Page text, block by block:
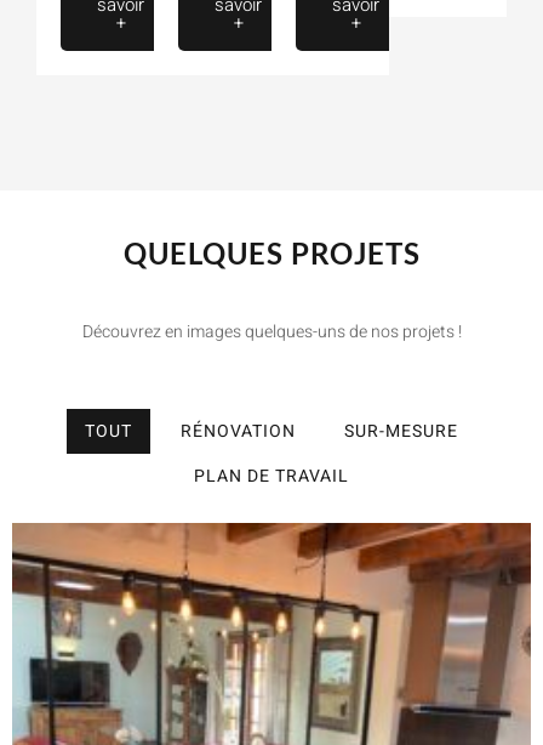
+ + +
QUELQUES PROJETS
Découvrez en images quelques-uns de nos projets !
TOUT RÉNOVATION
SUR-MESURE
PLAN DE TRAVAIL